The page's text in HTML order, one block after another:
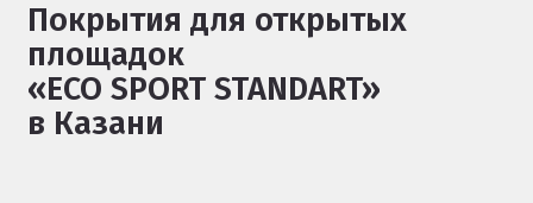
Покрытия для открытых
площадок
«ECO SPORT STANDART»
в Казани